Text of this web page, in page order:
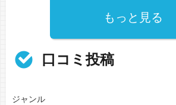
もっと見る
口コミ投稿
ジャンル